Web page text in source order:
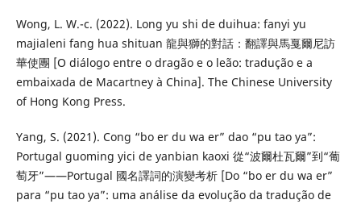
Wong, L. W.-c. (2022). Long yu shi de duihua: fanyi yu
majialeni fang hua shituan 龍與獅的對話：翻譯與馬戛爾尼訪
華使團 [O diálogo entre o dragão e o leão: tradução e a
embaixada de Macartney à China]. The Chinese University
of Hong Kong Press.
Yang, S. (2021). Cong “bo er du wa er” dao “pu tao ya”:
Portugal guoming yici de yanbian kaoxi 從“波爾杜瓦爾”到“葡
萄牙”——Portugal 國名譯詞的演變考析 [Do “bo er du wa er”
para “pu tao ya”: uma análise da evolução da tradução de